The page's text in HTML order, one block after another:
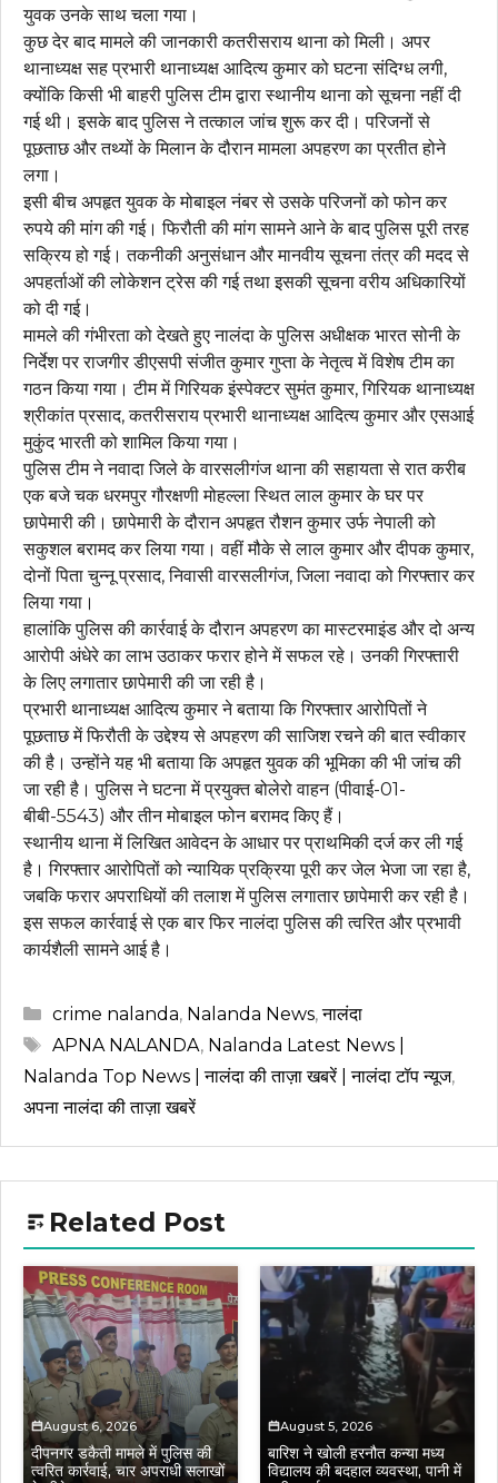
युवक उनके साथ चला गया।
कुछ देर बाद मामले की जानकारी कतरीसराय थाना को मिली। अपर
थानाध्यक्ष सह प्रभारी थानाध्यक्ष आदित्य कुमार को घटना संदिग्ध लगी,
क्योंकि किसी भी बाहरी पुलिस टीम द्वारा स्थानीय थाना को सूचना नहीं दी
गई थी। इसके बाद पुलिस ने तत्काल जांच शुरू कर दी। परिजनों से
पूछताछ और तथ्यों के मिलान के दौरान मामला अपहरण का प्रतीत होने
लगा।
इसी बीच अपहृत युवक के मोबाइल नंबर से उसके परिजनों को फोन कर
रुपये की मांग की गई। फिरौती की मांग सामने आने के बाद पुलिस पूरी तरह
सक्रिय हो गई। तकनीकी अनुसंधान और मानवीय सूचना तंत्र की मदद से
अपहर्ताओं की लोकेशन ट्रेस की गई तथा इसकी सूचना वरीय अधिकारियों
को दी गई।
मामले की गंभीरता को देखते हुए नालंदा के पुलिस अधीक्षक भारत सोनी के
निर्देश पर राजगीर डीएसपी संजीत कुमार गुप्ता के नेतृत्व में विशेष टीम का
गठन किया गया। टीम में गिरियक इंस्पेक्टर सुमंत कुमार, गिरियक थानाध्यक्ष
श्रीकांत प्रसाद, कतरीसराय प्रभारी थानाध्यक्ष आदित्य कुमार और एसआई
मुकुंद भारती को शामिल किया गया।
पुलिस टीम ने नवादा जिले के वारसलीगंज थाना की सहायता से रात करीब
एक बजे चक धरमपुर गौरक्षणी मोहल्ला स्थित लाल कुमार के घर पर
छापेमारी की। छापेमारी के दौरान अपहृत रौशन कुमार उर्फ नेपाली को
सकुशल बरामद कर लिया गया। वहीं मौके से लाल कुमार और दीपक कुमार,
दोनों पिता चुन्नू प्रसाद, निवासी वारसलीगंज, जिला नवादा को गिरफ्तार कर
लिया गया।
हालांकि पुलिस की कार्रवाई के दौरान अपहरण का मास्टरमाइंड और दो अन्य
आरोपी अंधेरे का लाभ उठाकर फरार होने में सफल रहे। उनकी गिरफ्तारी
के लिए लगातार छापेमारी की जा रही है।
प्रभारी थानाध्यक्ष आदित्य कुमार ने बताया कि गिरफ्तार आरोपितों ने
पूछताछ में फिरौती के उद्देश्य से अपहरण की साजिश रचने की बात स्वीकार
की है। उन्होंने यह भी बताया कि अपहृत युवक की भूमिका की भी जांच की
जा रही है। पुलिस ने घटना में प्रयुक्त बोलेरो वाहन (पीवाई-01-
बीबी-5543) और तीन मोबाइल फोन बरामद किए हैं।
स्थानीय थाना में लिखित आवेदन के आधार पर प्राथमिकी दर्ज कर ली गई
है। गिरफ्तार आरोपितों को न्यायिक प्रक्रिया पूरी कर जेल भेजा जा रहा है,
जबकि फरार अपराधियों की तलाश में पुलिस लगातार छापेमारी कर रही है।
इस सफल कार्रवाई से एक बार फिर नालंदा पुलिस की त्वरित और प्रभावी
कार्यशैली सामने आई है।
Categories
crime nalanda, Nalanda News,नालंदा
Tags
APNA NALANDA, Nalanda Latest News |
Nalanda Top News | नालंदा की ताज़ा खबरें | नालंदा टॉप न्यूज,
अपना नालंदा की ताज़ा खबरें
Related Post
August 6, 2026
दीपनगर डकैती मामले में पुलिस की
त्वरित कार्रवाई, चार अपराधी सलाखों
August 5, 2026
बारिश ने खोली हरनौत कन्या मध्य
विद्यालय की बदहाल व्यवस्था, पानी में